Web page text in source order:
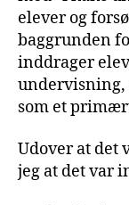
elever og
baggrunden
inddrager
undervisning,
som et
Udover at det
jeg at det var